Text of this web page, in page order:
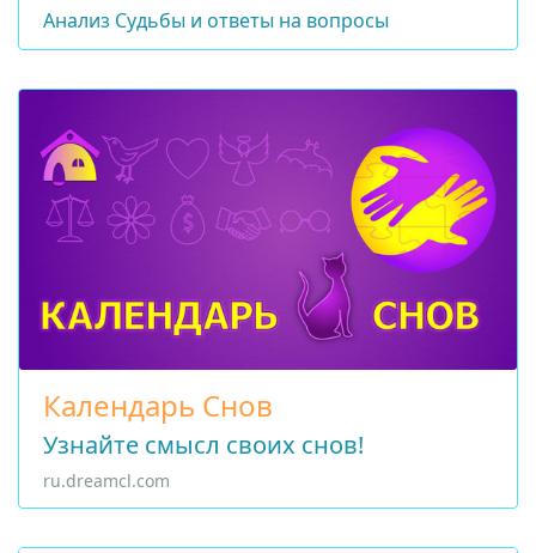
Анализ Судьбы и ответы на вопросы
Календарь Снов
Узнайте смысл своих снов!
ru.dreamcl.com